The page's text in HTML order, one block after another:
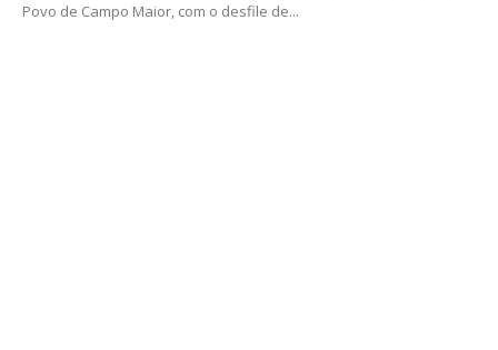
Povo de Campo Maior, com o desfile de...